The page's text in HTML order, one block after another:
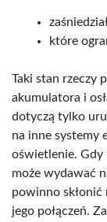
które
Taki stan rzeczy
akumulatora i
dotyczą tylko
na inne systemy
oświetlenie. Gdy
może wydawać
powinno
jego połączeń.